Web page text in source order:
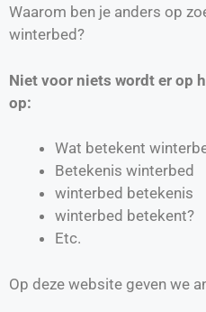
Waarom ben je anders op
winterbed?
Niet voor niets wordt er op
op:
Wat betekent
Betekenis winterbed
winterbed betekenis
winterbed betekent?
Etc.
Op deze website geven we